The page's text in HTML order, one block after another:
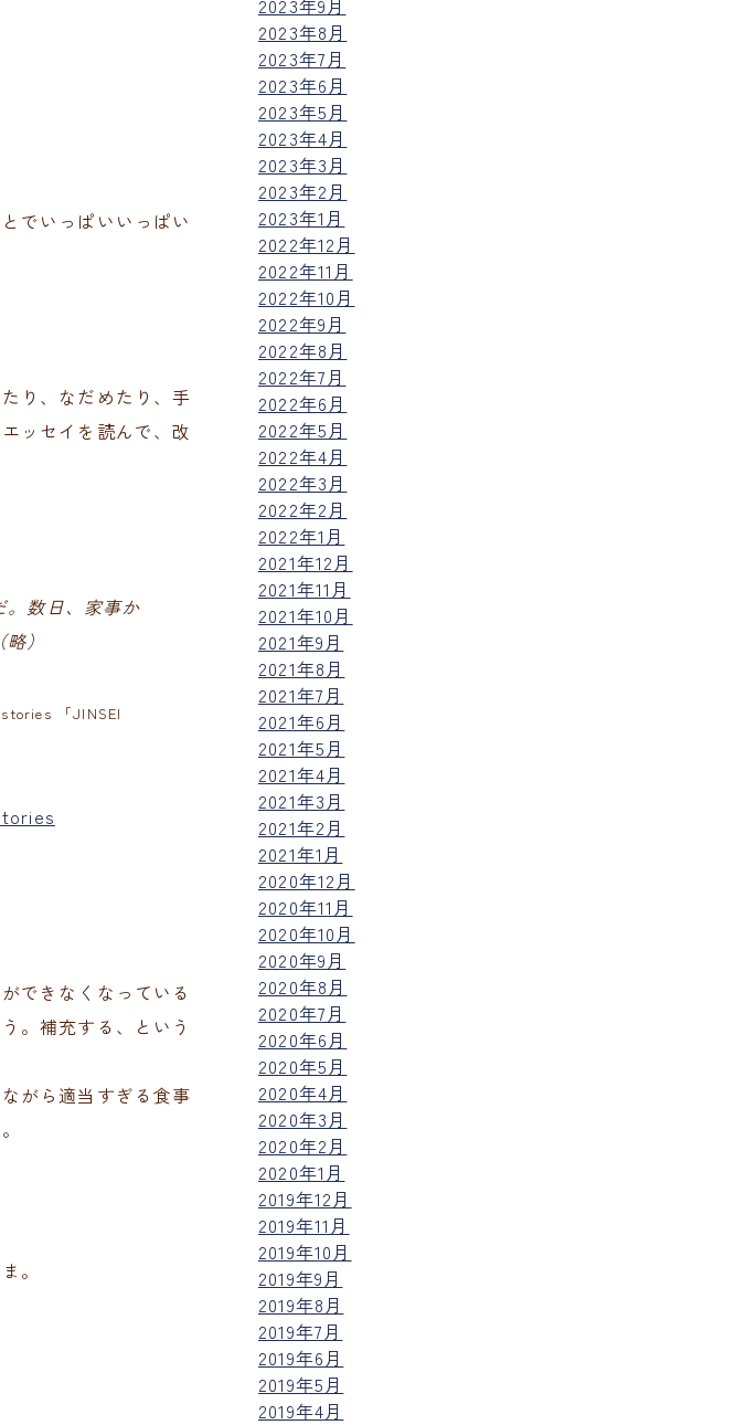
でいっぱいいっぱい
り、なだめたり、手
ッセイを読んで、改
。数日、家事か
）
「JINSEI
できなくなっている
。補充する、という
がら適当すぎる食事
。
2023年9月
2023年8月
2023年7月
2023年6月
2023年5月
2023年4月
2023年3月
2023年2月
2023年1月
2022年12月
2022年11月
2022年10月
2022年9月
2022年8月
2022年7月
2022年6月
2022年5月
2022年4月
2022年3月
2022年2月
2022年1月
2021年12月
2021年11月
2021年10月
2021年9月
2021年8月
2021年7月
2021年6月
2021年5月
2021年4月
2021年3月
2021年2月
2021年1月
2020年12月
2020年11月
2020年10月
2020年9月
2020年8月
2020年7月
2020年6月
2020年5月
2020年4月
2020年3月
2020年2月
2020年1月
2019年12月
2019年11月
2019年10月
2019年9月
2019年8月
2019年7月
2019年6月
2019年5月
2019年4月